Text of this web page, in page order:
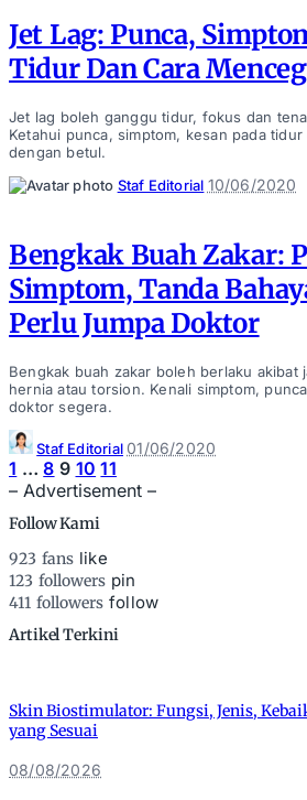
Jet Lag: Punca,
Tidur Dan Cara
Jet lag boleh ganggu tidur, fokus dan
Ketahui punca, simptom, kesan pada
dengan betul.
Posted
Staf Editorial 10/06/2020
Bengkak Buah Zakar:
Simptom, Tanda
Perlu Jumpa Doktor
Bengkak buah zakar boleh berlaku akibat
hernia atau torsion. Kenali simptom,
doktor segera.
Posted
by
Staf Editorial 01/06/2020
1 … 8 9 10 11
– Advertisement –
Follow Kami
923 fans like
123 followers pin
411 followers follow
Artikel Terkini
Skin Biostimulator: Fungsi, Jenis,
yang Sesuai
08/08/2026